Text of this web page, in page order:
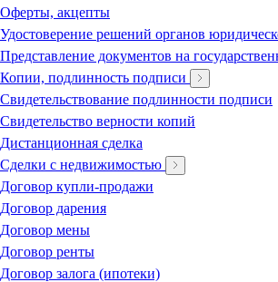
Оферты, акцепты
Удостоверение решений органов
Представление документов на
Копии, подлинность подписи
Свидетельствование подлинности подписи
Свидетельство верности копий
Дистанционная сделка
Сделки с недвижимостью
Договор купли-продажи
Договор дарения
Договор мены
Договор ренты
Договор залога (ипотеки)